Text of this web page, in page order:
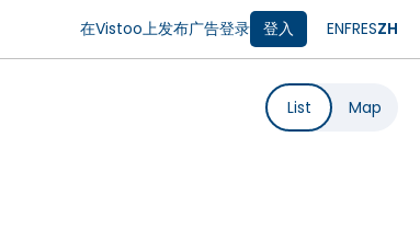
在Vistoo上发布广告登录 登入 ENFRESZH
List Map